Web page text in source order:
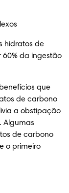
hidratos de
da ingestão
que
de carbono
a obstipação
Algumas
de carbono
o primeiro